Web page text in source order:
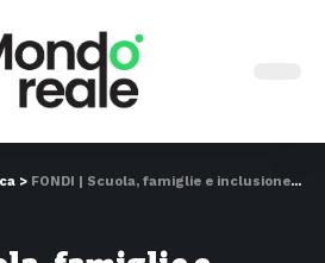
> FONDI | Scuola, famiglie e inclusione: Carnevale rilancia il programma sociale della coalizione